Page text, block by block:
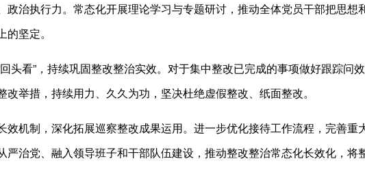
政治执行力。常态化开展理论学习与专题研讨，推动全体党员干部把思想
坚定。
头看”，持续巩固整改整治实效。对于集中整改已完成的事项做好跟踪问
改举措，持续用力、久久为功，坚决杜绝虚假整改、纸面整改。
效机制，深化拓展巡察整改成果运用。进一步优化接待工作流程，完善重
严治党、融入领导班子和干部队伍建设，推动整改整治常态化长效化，将